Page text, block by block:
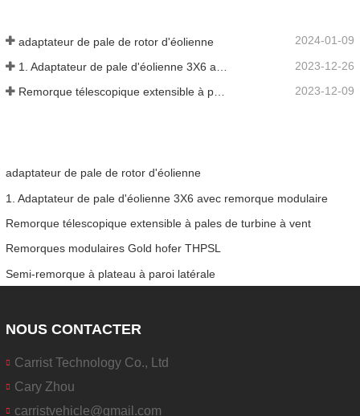
adaptateur de pale de rotor d'éolienne 2024-01-09
2023-12-26
2023-12-09
adaptateur de pale de rotor d'éolienne
1. Adaptateur de pale d'éolienne 3X6 avec remorque modulaire
Remorque télescopique extensible à pales de turbine à vent
Remorques modulaires Gold hofer THPSL
Semi-remorque à plateau à paroi latérale
NOUS CONTACTER
Carrist Technology Co., Ltd
Cary Zhou
carristvehicle@gmail.com